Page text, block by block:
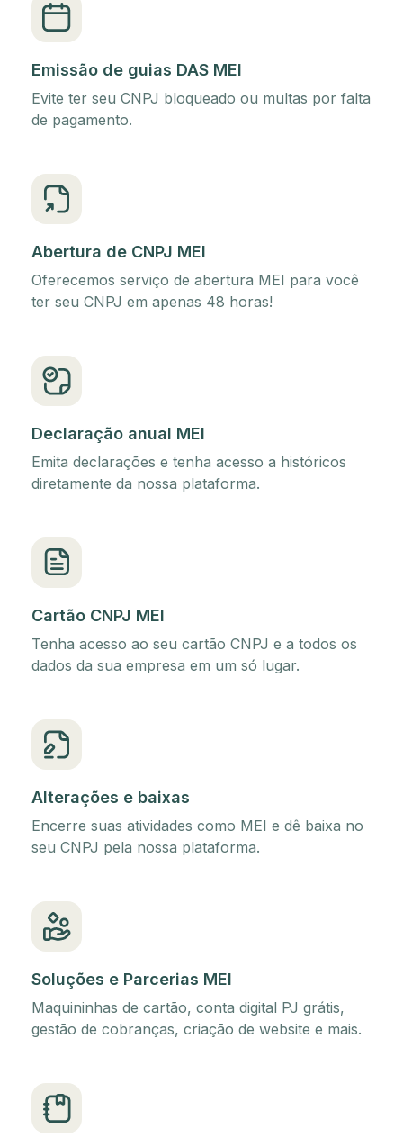
Emissão de guias DAS MEI
Evite ter seu CNPJ bloqueado ou multas por falta
de pagamento.
Abertura de CNPJ MEI
Oferecemos serviço de abertura MEI para você
ter seu CNPJ em apenas 48 horas!
Declaração anual MEI
Emita declarações e tenha acesso a históricos
diretamente da nossa plataforma.
Cartão CNPJ MEI
Tenha acesso ao seu cartão CNPJ e a todos os
dados da sua empresa em um só lugar.
Alterações e baixas
Encerre suas atividades como MEI e dê baixa no
seu CNPJ pela nossa plataforma.
Soluções e Parcerias MEI
Maquininhas de cartão, conta digital PJ grátis,
gestão de cobranças, criação de website e mais.